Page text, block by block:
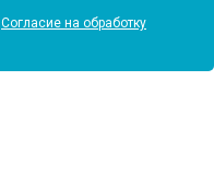
Согласие на обработку